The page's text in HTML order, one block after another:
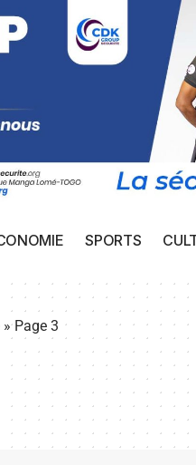
SPORTS
»Page 3